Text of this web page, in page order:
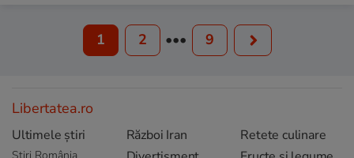
1 2 ••• 9
Libertatea.ro
Ultimele știri
Război Iran
Retete culinare